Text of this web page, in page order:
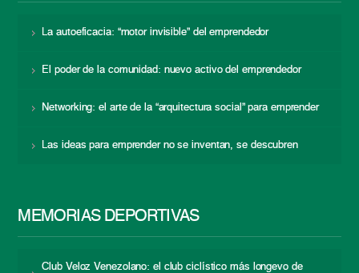
La autoeficacia: “motor invisible” del emprendedor
El poder de la comunidad: nuevo activo del emprendedor
Networking: el arte de la “arquitectura social” para emprender
Las ideas para emprender no se inventan, se descubren
MEMORIAS DEPORTIVAS
Club Veloz Venezolano: el club ciclístico más longevo de